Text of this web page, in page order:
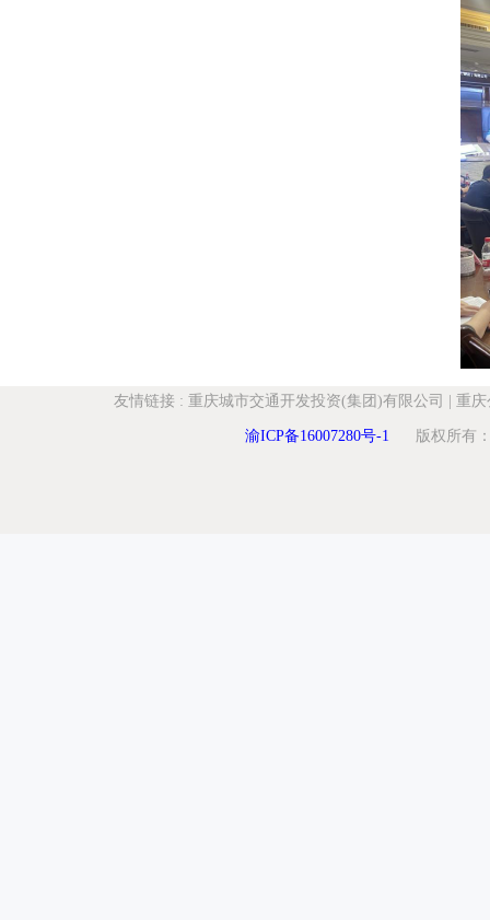
友情链接 : 重庆城市交通开发投资(集团)有限公司 重庆
渝ICP备16007280号-1 版权所有：